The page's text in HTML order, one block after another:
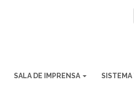
SALA DE IMPRENSA SISTEMA